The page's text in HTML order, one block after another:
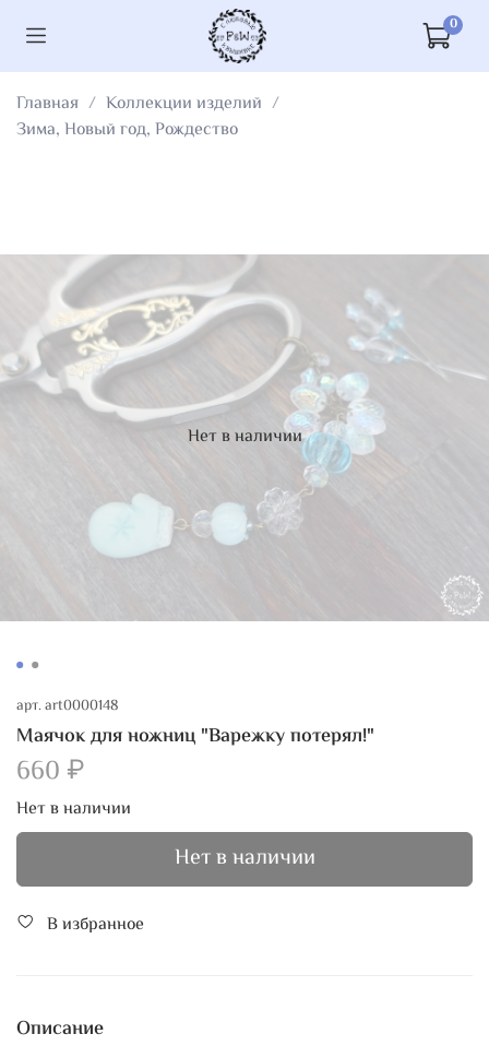
0
Главная
Коллекции изделий
Зима, Новый год, Рождество
Нет в наличии
арт.art0000148
Маячок для ножниц "Варежку потерял!"
660 ₽
Нет в наличии
Нет в наличии
В избранное
Описание